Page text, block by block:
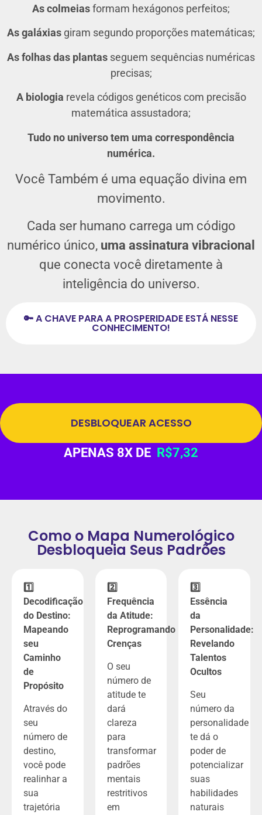
As colmeiasformam hexágonos perfeitos;
As galáxias giram segundo proporções matemáticas;
As folhas das plantas seguem sequências numéricas
precisas;
A biologia revela códigos genéticos com precisão
matemática assustadora;
Tudo no universo tem uma correspondência
numérica.
Você Também é uma equação divina em
movimento.
Cada ser humano carrega um código
numérico único, uma assinatura vibracional
que conecta você diretamente à
inteligência do universo.
🔑 A CHAVE PARA A PROSPERIDADE ESTÁ NESSE
CONHECIMENTO!
DESBLOQUEAR ACESSO
APENAS 8X DE R$7,32
Como o Mapa Numerológico
Desbloqueia Seus Padrões
1️⃣
Decodificação
do Destino:
Mapeando
seu
Caminho
de
Propósito
Através do
seu
número de
destino,
você pode
realinhar a
sua
trajetória
2️⃣
Frequência
da Atitude:
Reprogramando
Crenças
O seu
número de
atitude te
dará
clareza
para
transformar
padrões
mentais
restritivos
em
3️⃣
Essência
da
Personalidade:
Revelando
Talentos
Ocultos
Seu
número da
personalidade
te dá o
poder de
potencializar
suas
habilidades
naturais